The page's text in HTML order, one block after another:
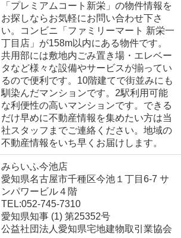
「プレミアムコート新栄」の物件情報を
お探しならお気軽にお問い合わせ下さ
い。コンビニ「ファミリーマート 新栄一
丁目店」が158m以内にある物件です。
共用部には敷地内ごみ置き場・エレベー
タなど様々な設備やサービスが揃ってい
るので便利です。10階建てで街並みにも
馴染んだマンションです。2駅利用可能
な利便性の高いマンションです。できる
だけ早めに不動産情報を集めたい方は当
社スタッフまでご連絡ください。地域の
不動産情報をいち早くお届けします。
みらいふ今池店
愛知県名古屋市千種区今池１丁目6-7 サ
ンパワービル４階
TEL:052-745-7310
愛知県知事 (1) 第25352号
公益社団法人愛知県宅地建物取引業協会